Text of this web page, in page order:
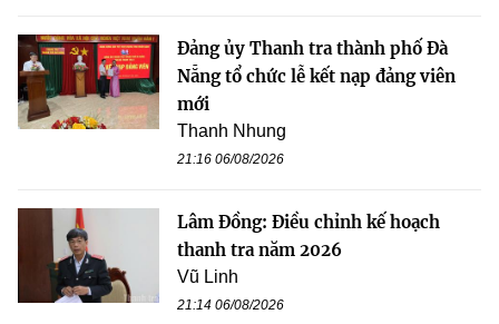
Đảng ủy Thanh tra thành phố Đà
Nẵng tổ chức lễ kết nạp đảng viên
mới
Thanh Nhung
21:16 06/08/2026
Lâm Đồng: Điều chỉnh kế hoạch
thanh tra năm 2026
Vũ Linh
21:14 06/08/2026